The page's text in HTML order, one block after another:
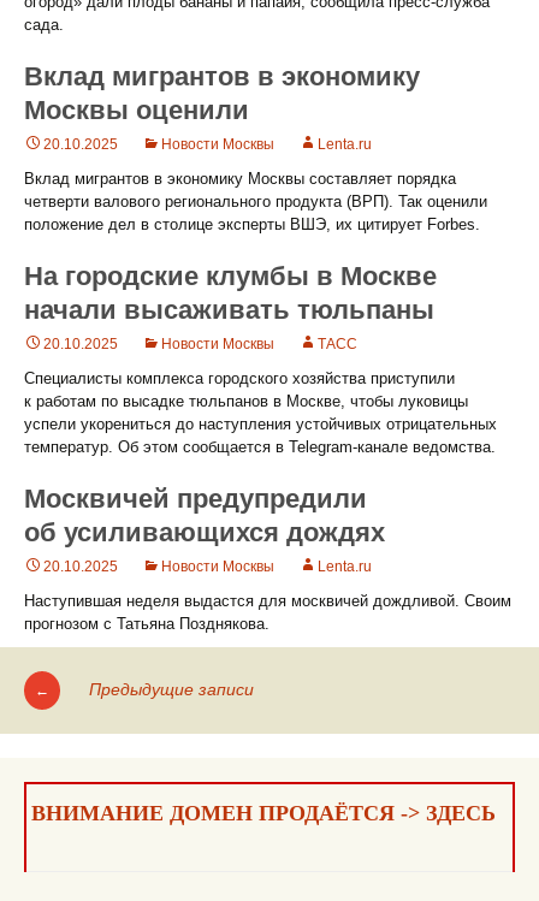
сада.
Вклад мигрантов в экономику
Москвы оценили
20.10.2025 Новости Москвы Lenta.ru
Вклад мигрантов в экономику Москвы составляет порядка
четверти валового регионального продукта (ВРП). Так оценили
положение дел в столице эксперты ВШЭ, их цитирует Forbes.
На городские клумбы в Москве
начали высаживать тюльпаны
20.10.2025 Новости Москвы ТАСС
Специалисты комплекса городского хозяйства приступили
к работам по высадке тюльпанов в Москве, чтобы луковицы
успели укорениться до наступления устойчивых отрицательных
температур. Об этом сообщается в Telegram-канале ведомства.
Москвичей предупредили
об усиливающихся дождях
20.10.2025 Новости Москвы Lenta.ru
Наступившая неделя выдастся для москвичей дождливой. Своим
прогнозом с Татьяна Позднякова.
Навигация
записям
← Предыдущие записи
ВНИМАНИЕ ДОМЕН ПРОДАЁТСЯ -> ЗДЕСЬ